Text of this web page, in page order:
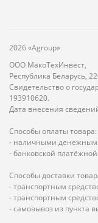
2026 «Agroup»
ООО МакоТехИнвест,
Республика Беларусь,
Свидетельство о
193910620.
Дата внесения
Способы оплаты товара:
- наличными
- банковской
Способы доставки
- транспортным
- транспортным
- самовывоз из пункта